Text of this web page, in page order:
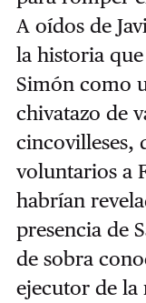
A oídos de
la historia
Simón como
chivatazo de
cincovilleses,
voluntarios a
habrían
presencia de
de sobra
ejecutor de la